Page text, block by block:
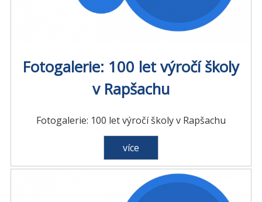
Fotogalerie: 100 let výročí školy
v Rapšachu
Fotogalerie: 100 let výročí školy v Rapšachu
více